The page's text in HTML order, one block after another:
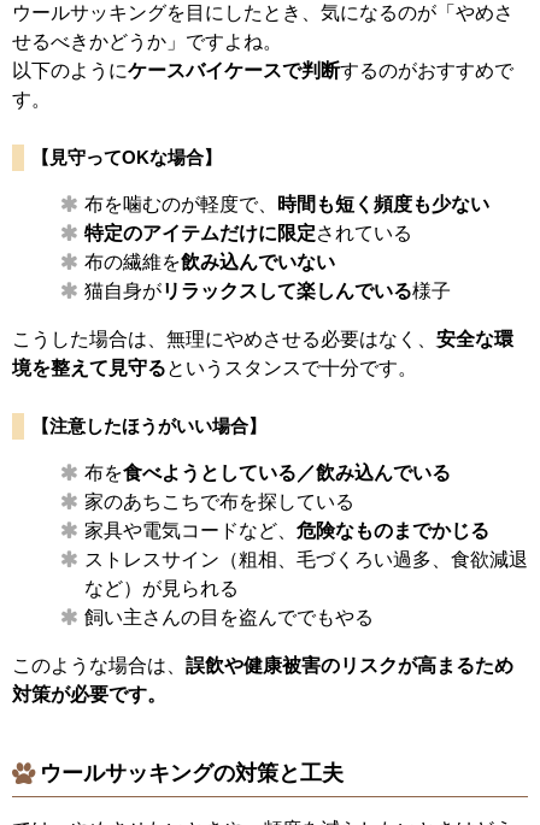
ウールサッキングを目にしたとき、気になるのが「やめさ
せるべきかどうか」ですよね。
以下のようにケースバイケースで判断するのがおすすめで
す。
【見守ってOKな場合】
布を噛むのが軽度で、
時間も短く頻度も少ない
特定のアイテムだけに限定されている
布の繊維を飲み込んでいない
猫自身がリラックスして楽しんでいる様子
こうした場合は、無理にやめさせる必要はなく、 安全な環
境を整えて見守るというスタンスで十分です。
【注意したほうがいい場合】
布を食べようとしている／飲み込んでいる
家のあちこちで布を探している
家具や電気コードなど、 危険なものまでかじる
ストレスサイン（粗相、毛づくろい過多、食欲減退
など）が見られる
飼い主さんの目を盗んででもやる
このような場合は、 誤飲や健康被害のリスクが高まるため
対策が必要です。
ウールサッキングの対策と工夫